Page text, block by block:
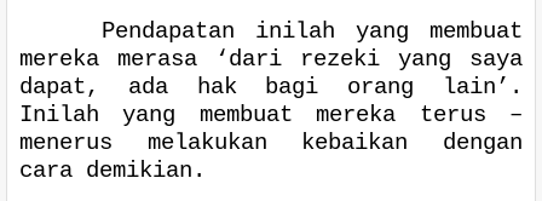
Pendapatan inilah yang membuat
mereka merasa ‘dari rezeki yang saya
dapat, ada hak bagi orang lain’.
Inilah yang membuat mereka terus –
menerus melakukan kebaikan dengan
cara demikian.